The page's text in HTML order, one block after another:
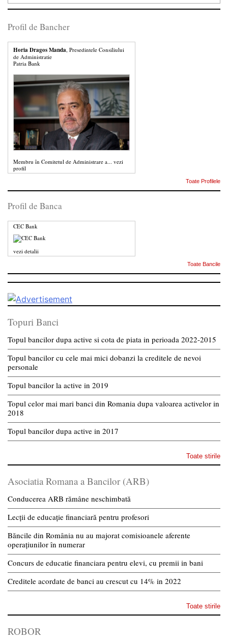
Profil de Bancher
Horia Dragos Manda, Presedintele Consiliului
de Administratie
Patria Bank
Membru în Comitetul de Administrare a... vezi
profil
Toate Profilele
Profil de Banca
CEC Bank
vezi detalii
Toate Bancile
Topuri Banci
Topul bancilor dupa active si cota de piata in perioada 2022-2015
Topul bancilor cu cele mai mici dobanzi la creditele de nevoi
personale
Topul bancilor la active in 2019
Topul celor mai mari banci din Romania dupa valoarea activelor in
2018
Topul bancilor dupa active in 2017
Toate stirile
Asociatia Romana a Bancilor (ARB)
Conducerea ARB rămâne neschimbată
Lecții de educație financiară pentru profesori
Băncile din România nu au majorat comisioanele aferente
operațiunilor în numerar
Concurs de educatie financiara pentru elevi, cu premii in bani
Creditele acordate de banci au crescut cu 14% in 2022
Toate stirile
ROBOR